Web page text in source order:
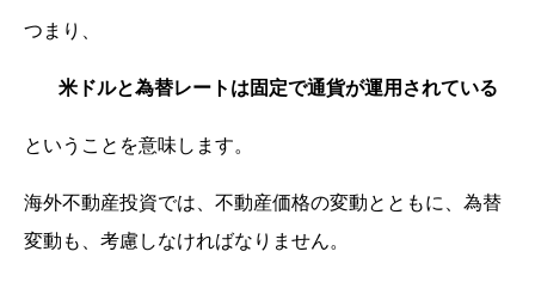
つまり、
米ドルと為替レートは固定で通貨が運用されている
ということを意味します。
海外不動産投資では、不動産価格の変動とともに、為替
変動も、考慮しなければなりません。